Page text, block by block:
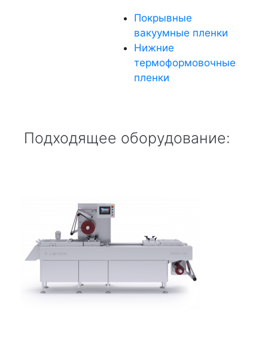
Покрывные
вакуумные пленки
Нижние
термоформовочные
пленки
Подходящее оборудование: